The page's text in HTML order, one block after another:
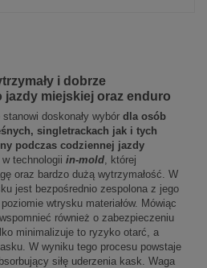
i dobrze
miejskiej oraz enduro
doskonały wybór dla osób
singletrackach jak i tych
podczas codziennej jazdy
technologii in-mold , której
oraz bardzo dużą wytrzymałość. W
jest bezpośrednio zespolona z jego
wtrysku materiałów. Mówiąc
również o zabezpieczeniu
minimalizuje to ryzyko otarć, a
W wyniku tego procesu powstaje
siłę uderzenia kask. Waga